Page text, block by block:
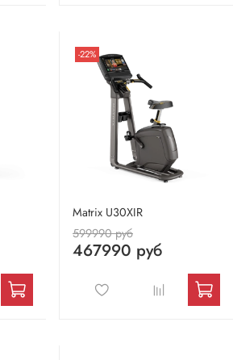
-22%
Matrix U30XIR
599990 руб
467990 руб